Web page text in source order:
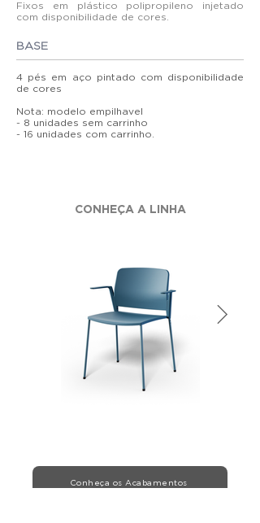
Fixos em plástico polipropileno injetado
com disponibilidade de cores.
BASE
4 pés em aço pintado com disponibilidade
de cores
Nota: modelo empilhavel
- 8 unidades sem carrinho
- 16 unidades com carrinho.
CONHEÇA A LINHA
Conheça os Acabamentos